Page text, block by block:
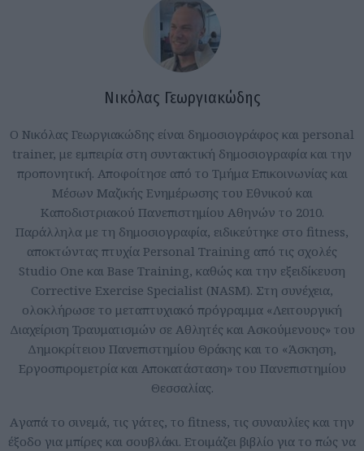
Νικόλας Γεωργιακώδης
Ο Νικόλας Γεωργιακώδης είναι δημοσιογράφος και personal
trainer, με εμπειρία στη συντακτική δημοσιογραφία και την
προπονητική. Αποφοίτησε από το Τμήμα Επικοινωνίας και
Μέσων Μαζικής Ενημέρωσης του Εθνικού και
Καποδιστριακού Πανεπιστημίου Αθηνών το 2010.
Παράλληλα με τη δημοσιογραφία, ειδικεύτηκε στο fitness,
αποκτώντας πτυχία Personal Training από τις σχολές
Studio One και Base Training, καθώς και την εξειδίκευση
Corrective Exercise Specialist (NASM). Στη συνέχεια,
ολοκλήρωσε το μεταπτυχιακό πρόγραμμα «Λειτουργική
Διαχείριση Τραυματισμών σε Αθλητές και Ασκούμενους» του
Δημοκρίτειου Πανεπιστημίου Θράκης και το «Άσκηση,
Εργοσπιρομετρία και Αποκατάσταση» του Πανεπιστημίου
Θεσσαλίας.
Aγαπά το σινεμά, τις γάτες, το fitness, τις συναυλίες και την
έξοδο για μπίρες και σουβλάκι. Ετοιμάζει βιβλίο για το πώς να